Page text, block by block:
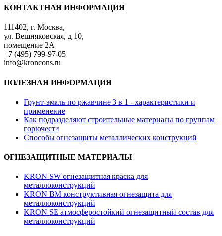
КОНТАКТНАЯ ИНФОРМАЦИЯ
111402, г. Москва,
ул. Вешняковская, д 10,
помещение 2А
+7 (495) 799-97-05
info@kroncons.ru
ПОЛЕЗНАЯ ИНФОРМАЦИЯ
Грунт-эмаль по ржавчине 3 в 1 - характеристики и
применение
Как подразделяют строительные материалы по группам
горючести
Способы огнезащиты металлических конструкций
ОГНЕЗАЩИТНЫЕ МАТЕРИАЛЫ
KRON SW огнезащитная краска для
металлоконструкций
KRON BM конструктивная огнезащита для
металлоконструкций
KRON SE атмосферостойкий огнезащитный состав для
металлоконструкций